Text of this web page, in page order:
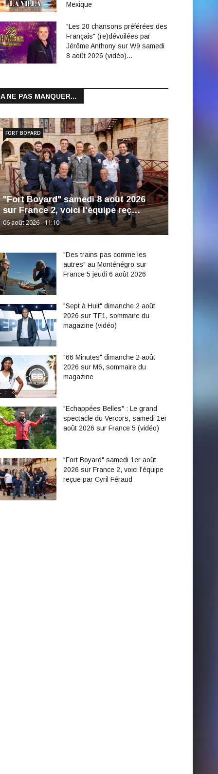
Mexique
"Les 20 chansons préférées des
Français" (re)dévoilées par
Jérôme Anthony sur W9 samedi
8 août 2026 (vidéo)…
A NE PAS MANQUER...
"Fort Boyard" samedi 8 août 2026
sur France 2, voici l'équipe reç…
06 août 2026 - 11:10
FORT BOYARD
"Des trains pas comme les
autres" au Monténégro sur
France 5 jeudi 6 août 2026
"Sept à Huit" dimanche 2 août
2026 sur TF1, sommaire du
magazine (vidéo)
"66 Minutes" dimanche 2 août
2026 sur M6, sommaire du
magazine
"Echappées Belles" : Le grand
spectacle du Vercors, samedi 1er
août 2026 sur France 5 (vidéo)
"Fort Boyard" samedi 1er août
2026 sur France 2, voici l'équipe
reçue par Cyril Féraud